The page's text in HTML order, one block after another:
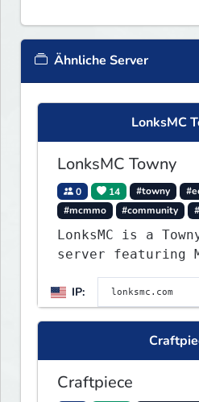
Ähnliche Server
LonksMC
LonksMC Towny
0 14 #towny
#mcmmo
#community
LonksMC is a
server featuring
free rank
weekly events.
friendly
economy, and
survival gameplay.
IP:
Craftpiece